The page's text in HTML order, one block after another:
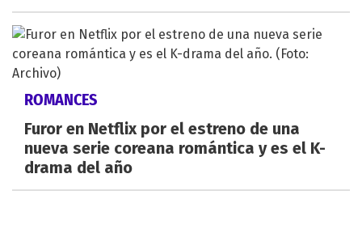
ROMANCES
Furor en Netflix por el estreno de una
nueva serie coreana romántica y es el K-
drama del año